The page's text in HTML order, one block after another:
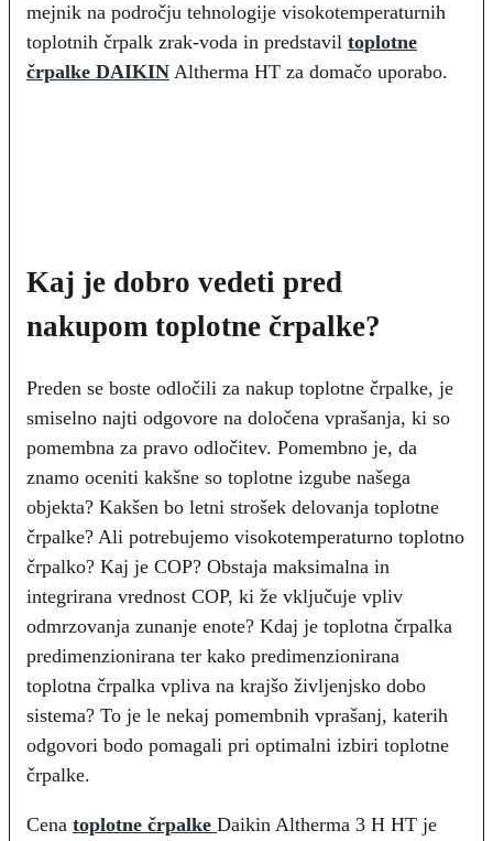
mejnik na področju tehnologije visokotemperaturnih
toplotnih črpalk zrak-voda in predstavil toplotne
črpalke DAIKIN Altherma HT za domačo uporabo.
Kaj je dobro vedeti pred
nakupom toplotne črpalke?
Preden se boste odločili za nakup toplotne črpalke, je
smiselno najti odgovore na določena vprašanja, ki so
pomembna za pravo odločitev. Pomembno je, da
znamo oceniti kakšne so toplotne izgube našega
objekta? Kakšen bo letni strošek delovanja toplotne
črpalke? Ali potrebujemo visokotemperaturno toplotno
črpalko? Kaj je COP? Obstaja maksimalna in
integrirana vrednost COP, ki že vključuje vpliv
odmrzovanja zunanje enote? Kdaj je toplotna črpalka
predimenzionirana ter kako predimenzionirana
toplotna črpalka vpliva na krajšo življenjsko dobo
sistema? To je le nekaj pomembnih vprašanj, katerih
odgovori bodo pomagali pri optimalni izbiri toplotne
črpalke.
Cena toplotne črpalke Daikin Altherma 3 H HT je